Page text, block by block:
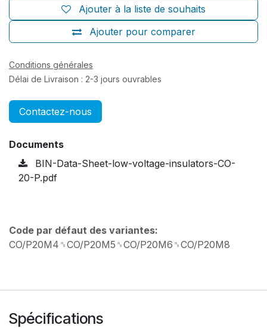
Ajouter pour comparer
Ajouter à la liste de souhaits
Conditions générales
Délai de Livraison : 2-3 jours ouvrables
Contactez-nous
Documents
BIN-Data-Sheet-low-voltage-insulators-CO-
20-P.pdf
Code par défaut des variantes:
CO/P20M4␞CO/P20M5␞CO/P20M6␞CO/P20M8
Spécifications